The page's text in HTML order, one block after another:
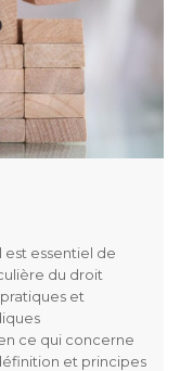
est essentiel de
du droit
et
ce qui concerne
et principes